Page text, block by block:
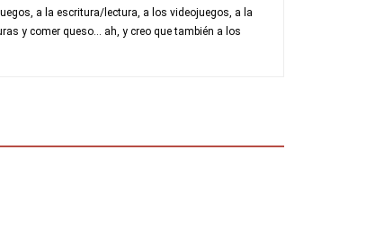
a la escritura/lectura, a los videojuegos, a la
y comer queso... ah, y creo que también a los